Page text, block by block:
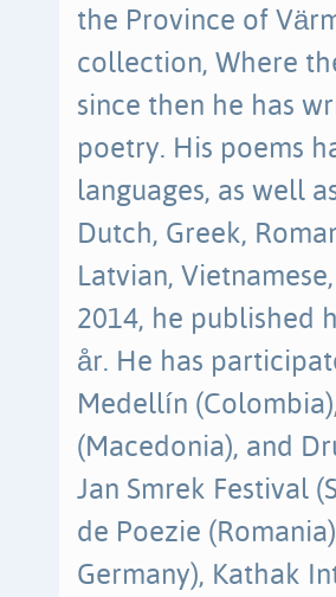
the Province of
collection, Where
since then he has
poetry. His poems
languages, as well
Dutch, Greek,
Latvian,
2014, he published
år. He has
Medellín
(Macedonia), and
Jan Smrek Festival
de Poezie
Germany), Kathak